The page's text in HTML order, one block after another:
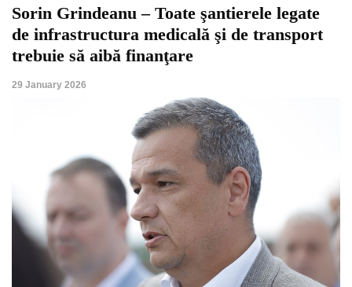
Sorin Grindeanu – Toate şantierele legate
de infrastructura medicală şi de transport
trebuie să aibă finanţare
29 January 2026